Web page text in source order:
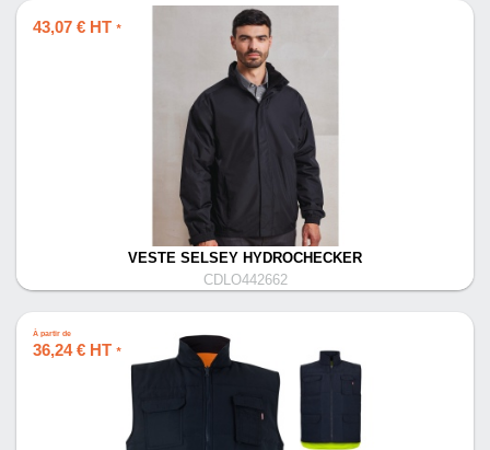
43,07 € HT *
VESTE SELSEY HYDROCHECKER
CDLO442662
À partir de
36,24 € HT *